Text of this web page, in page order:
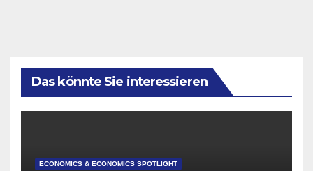
Das könnte Sie interessieren
ECONOMICS & ECONOMICS SPOTLIGHT